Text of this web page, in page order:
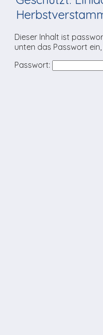
Lokalfernsehen (VJ)
Links
LOLY-Shop
Unsere TopSpot-
Unsere
Kontaktmöglichkeiten
Weg zum Studio
Dieser Inhalt ist
unten das Passwort
Passwort: